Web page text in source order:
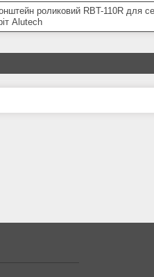
роликовий RBT-110R для
Alutech